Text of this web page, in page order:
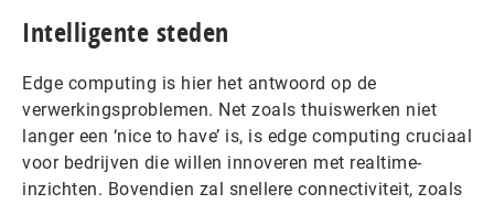
Intelligente steden
Edge computing is hier het antwoord op de
verwerkingsproblemen. Net zoals thuiswerken niet
langer een ‘nice to have’ is, is edge computing cruciaal
voor bedrijven die willen innoveren met realtime-
inzichten. Bovendien zal snellere connectiviteit, zoals